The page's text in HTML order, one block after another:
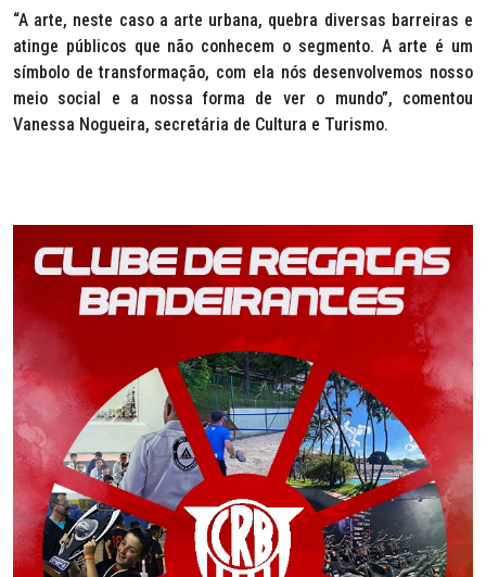
“A arte, neste caso a arte urbana, quebra diversas barreiras e
atinge públicos que não conhecem o segmento. A arte é um
símbolo de transformação, com ela nós desenvolvemos nosso
meio social e a nossa forma de ver o mundo”, comentou
Vanessa Nogueira, secretária de Cultura e Turismo.